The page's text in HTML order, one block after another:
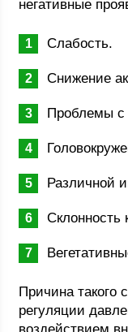
негативные
Слабость.
Снижение
Проблемы с
Различной
Склонность
Причина такого
регуляции